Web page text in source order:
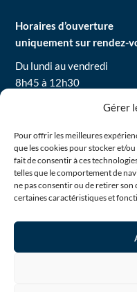
Gérer
Pour offrir les meilleures
que les cookies pour stocker et/
fait de consentir à ces
telles que le comportement de
ne pas consentir ou de retirer
certaines caractéristiques et
Horaires d’ouverture
uniquement sur rendez-
Du lundi au vendredi
8h45 à 12h30
Mentions légales
Politique de
Politique de cookies